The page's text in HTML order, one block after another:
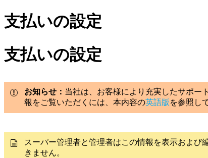
支払いの設定
支払いの設定
お知らせ： 当社は、お客様により充実したサポー
報をご覧いただくには、本内容の英語版 を参照し
スーパー管理者と管理者はこの情報を表示およ
きません。